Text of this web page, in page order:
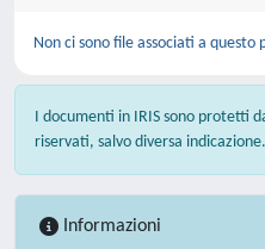
Non ci sono file associati a questo
I documenti in IRIS sono protetti
riservati, salvo diversa indicazione.
Informazioni